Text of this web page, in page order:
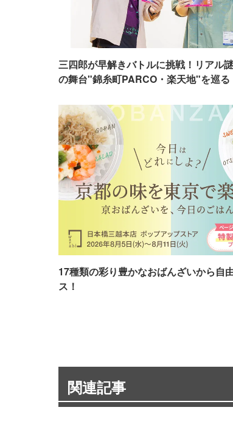
三四郎が早解きバトルに挑戦！リアル
の舞台"錦糸町PARCO・楽天地"を巡る
17種類の彩り豊かなおばんざいから自
ス！
関連記事